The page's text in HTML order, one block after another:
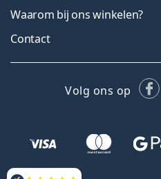
Waarom bij ons winkelen?
Contact
Volg ons op